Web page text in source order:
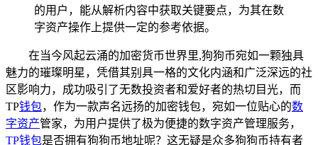
的用户，能从解析内容中获取关键要点，为其在数
字资产操作上提供一定的参考依据。
在当今风起云涌的加密货币世界里,狗狗币宛如一颗独具
魅力的璀璨明星，凭借其别具一格的文化内涵和广泛深远的社
区影响力，成功吸引了无数投资者和爱好者的热切目光，而
TP钱包，作为一款声名远扬的加密钱包，宛如一位贴心的数
字资产管家，为用户提供了极为便捷的数字资产管理服务，
TP钱包是否拥有狗狗币地址呢？这无疑是众多狗狗币持有者